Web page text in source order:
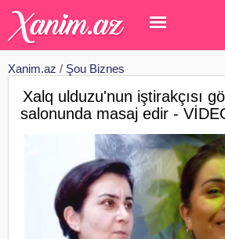
Xanim.az / Şou Biznes
Xalq ulduzu'nun iştirakçısı
salonunda masaj edir -